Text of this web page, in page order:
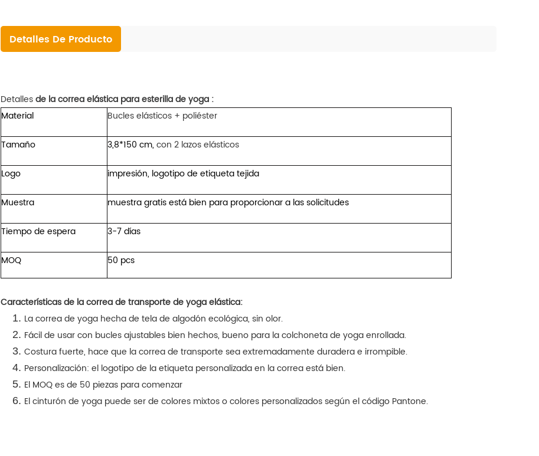
Detalles De Producto
Detallesde la correa elástica para esterilla de yoga :
Material
Bucles elásticos + poliéster
Tamaño 3,8*150 cm, con 2 lazos elásticos
Logo impresión, logotipo de etiqueta tejida
Muestra muestra gratis está bien para proporcionar a las solicitudes
Tiempo de espera 3-7 días
MOQ 50 pcs
Características de la correa de transporte de yoga elástica:
La correa de yoga hecha de tela de algodón ecológica, sin olor.
Fácil de usar con bucles ajustables bien hechos, bueno para la colchoneta de yoga enrollada.
Costura fuerte, hace que la correa de transporte sea extremadamente duradera e irrompible.
Personalización: el logotipo de la etiqueta personalizada en la correa está bien.
El MOQ es de 50 piezas para comenzar
El cinturón de yoga puede ser de colores mixtos o colores personalizados según el código Pantone.